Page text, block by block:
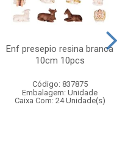
Enf presepio resina branca
10cm 10pcs
Código: 837875
Embalagem: Unidade
Caixa Com: 24 Unidade(s)